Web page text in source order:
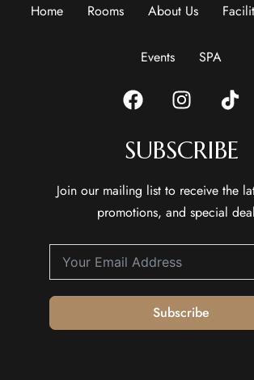
Home Rooms About Us
Events SPA
SUBSCRIBE
Join our mailing list to receive the
promotions, and special
Subscribe